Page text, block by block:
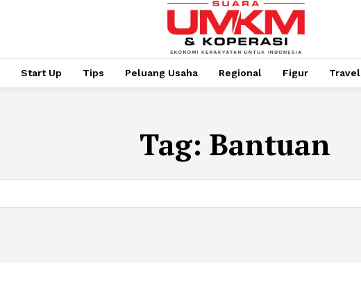
Start Up Tips Peluang Usaha Regional Figur Travel
Tag: Bantuan